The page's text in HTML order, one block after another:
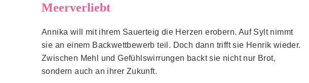
Meerverliebt
Annika will mit ihrem Sauerteig die Herzen erobern. Auf Sylt nimmt
sie an einem Backwettbewerb teil. Doch dann trifft sie Henrik wieder.
Zwischen Mehl und Gefühlswirrungen backt sie nicht nur Brot,
sondern auch an ihrer Zukunft.